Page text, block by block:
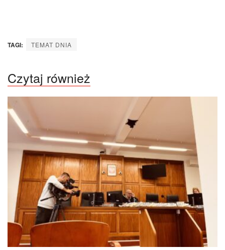
TAGI: TEMAT DNIA
Czytaj również